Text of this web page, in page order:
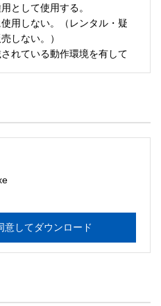
として使用する。
用しない。（レンタル・疑
しない。）
れている動作環境を有して
リバースエンジニアリング
ートは行いません。搭載ソ
・導入はお客様の責任にお
意してダウンロード